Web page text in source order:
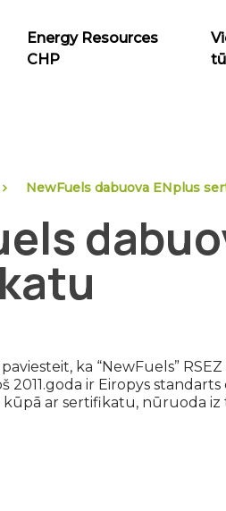
Energy Resources
CHP
NewFuels dabuova ENplus
ka “NewFuels”
2011.goda ir Eiropys
ar sertifikatu, nūruoda